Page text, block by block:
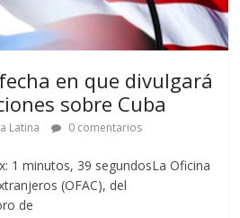
en que divulgará
sobre Cuba
Latina 0 comentarios
1 minutos, 39 segundosLa Oficina
(OFAC), del
de